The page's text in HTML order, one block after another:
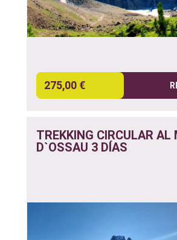
275,00 €
TREKKING CIRCULAR AL
D`OSSAU 3 DÍAS